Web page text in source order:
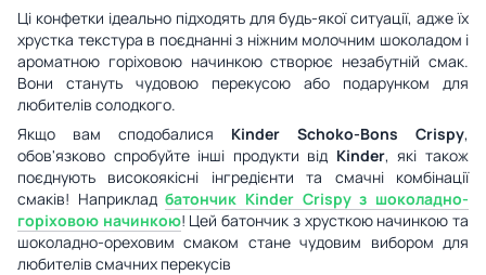
Ці конфетки ідеально підходять для будь-якої ситуації, адже їх
хрустка текстура в поєднанні з ніжним молочним шоколадом і
ароматною горіховою начинкою створює незабутній смак.
Вони стануть чудовою перекусою або подарунком для
любителів солодкого.
Якщо вам сподобалися Kinder Schoko-Bons Crispy,
обов'язково спробуйте інші продукти від Kinder, які також
поєднують високоякісні інгредієнти та смачні комбінації
смаків! Наприкладбатончик Kinder Crispyз шоколадно-
горіховою начинкою! Цей батончик з хрусткою начинкою та
шоколадно-ореховим смаком стане чудовим вибором для
любителів смачних перекусів